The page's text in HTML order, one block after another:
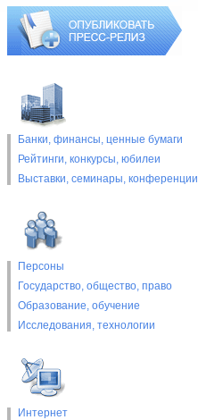
Банки, финансы, ценные бумаги
Рейтинги, конкурсы, юбилеи
Выставки, cеминары, конференции
Персоны
Государство, общество, право
Образование, обучение
Исследования, технологии
Интернет